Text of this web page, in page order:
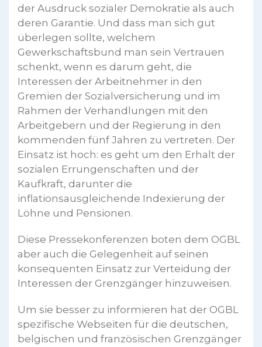
der Ausdruck sozialer Demokratie als auch
deren Garantie. Und dass man sich gut
überlegen sollte, welchem
Gewerkschaftsbund man sein Vertrauen
schenkt, wenn es darum geht, die
Interessen der Arbeitnehmer in den
Gremien der Sozialversicherung und im
Rahmen der Verhandlungen mit den
Arbeitgebern und der Regierung in den
kommenden fünf Jahren zu vertreten. Der
Einsatz ist hoch: es geht um den Erhalt der
sozialen Errungenschaften und der
Kaufkraft, darunter die
inflationsausgleichende Indexierung der
Löhne und Pensionen.
Diese Pressekonferenzen boten dem OGBL
aber auch die Gelegenheit auf seinen
konsequenten Einsatz zur Verteidung der
Interessen der Grenzgänger hinzuweisen.
Um sie besser zu informieren hat der OGBL
spezifische Webseiten für die deutschen,
belgischen und französischen Grenzgänger